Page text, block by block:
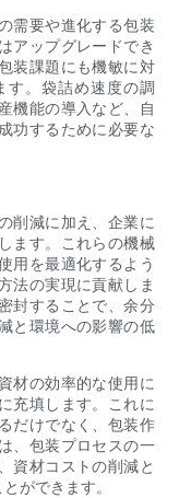
需要や進化する包装
アップグレードでき
装課題にも機敏に対
す。袋詰め速度の調
機能の導入など、自
功するために必要な
削減に加え、企業に
ます。これらの機械
用を最適化するよう
法の実現に貢献しま
封することで、余分
と環境への影響の低
材の効率的な使用に
充填します。これに
だけでなく、包装作
、包装プロセスの一
資材コストの削減と
ができます。